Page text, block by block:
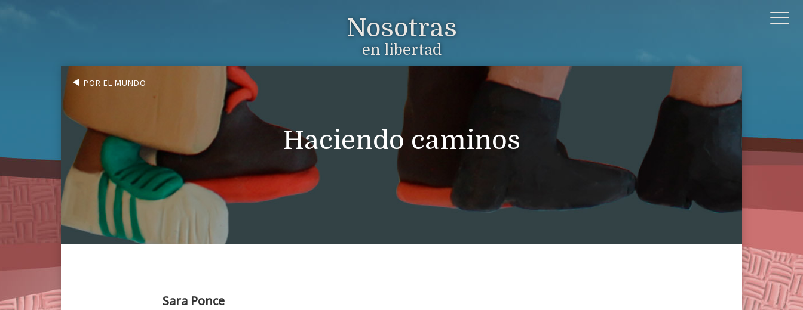
Nosotras
en libertad
POR EL MUNDO
Haciendo caminos
Sara Ponce